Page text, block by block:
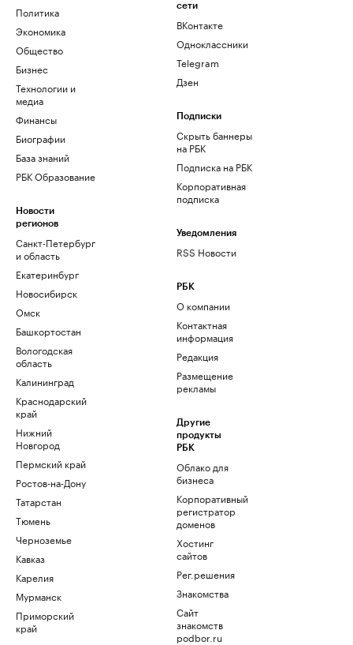
Политика
Экономика
Общество
Бизнес
Технологии и
медиа
Финансы
Биографии
База знаний
РБК Образование
Новости
регионов
Санкт-Петербург
и область
Екатеринбург
Новосибирск
Омск
Башкортостан
Вологодская
область
Калининград
Краснодарский
край
Нижний
Новгород
Пермский край
Ростов-на-Дону
Татарстан
Тюмень
Черноземье
Кавказ
Карелия
Мурманск
Приморский
край
сети
ВКонтакте
Одноклассники
Telegram
Дзен
Подписки
Скрыть баннеры
на РБК
Подписка на РБК
Корпоративная
подписка
Уведомления
RSS Новости
РБК
О компании
Контактная
информация
Редакция
Размещение
рекламы
Другие
продукты
РБК
Облако для
бизнеса
Корпоративный
регистратор
доменов
Хостинг
сайтов
Рег.решения
Знакомства
Сайт
знакомств
podbor.ru